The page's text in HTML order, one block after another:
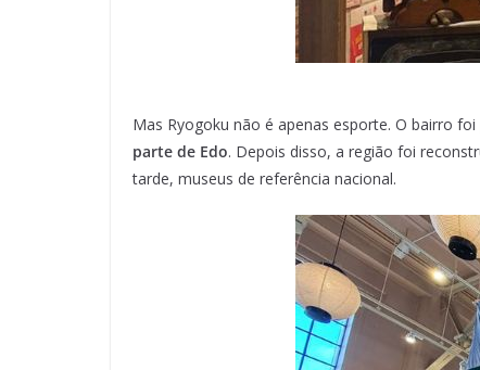
Mas Ryogoku não é apenas esporte. O bairro
parte de Edo. Depois disso, a região foi
tarde, museus de referência nacional.